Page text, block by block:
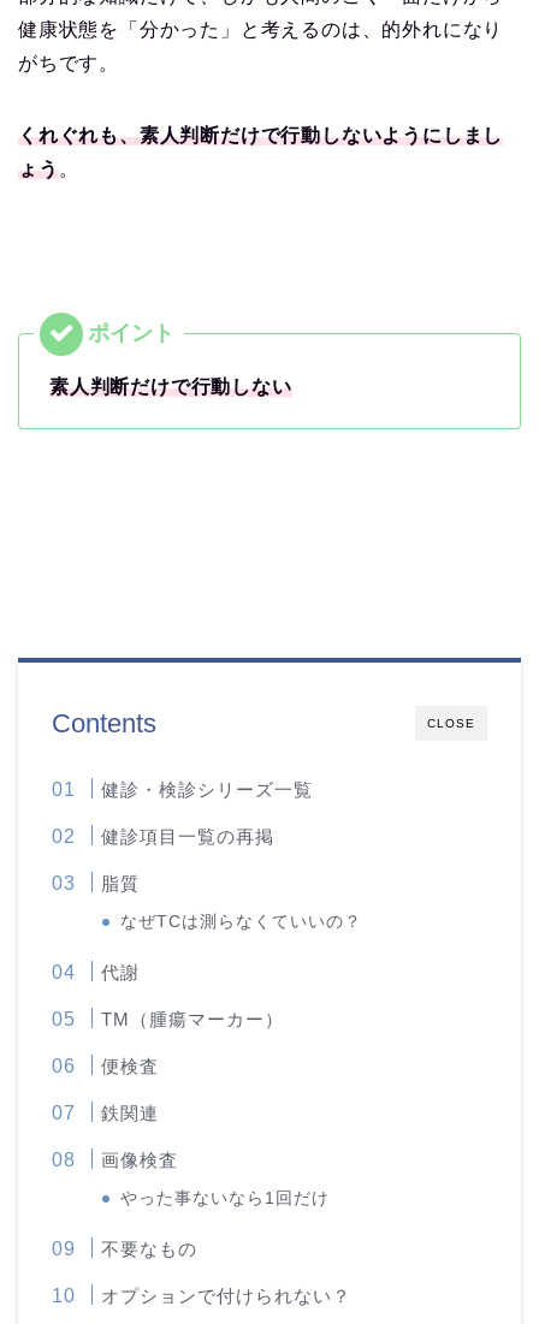
健康状態を「分かった」と考えるのは、的外れになり
がちです。
くれぐれも、素人判断だけで行動しないようにしまし
ょう。
素人判断だけで行動しない
CLOSE
Contents
健診・検診シリーズ一覧
健診項目一覧の再掲
脂質
なぜTCは測らなくていいの？
代謝
TM（腫瘍マーカー）
便検査
鉄関連
画像検査
やった事ないなら1回だけ
不要なもの
オプションで付けられない？